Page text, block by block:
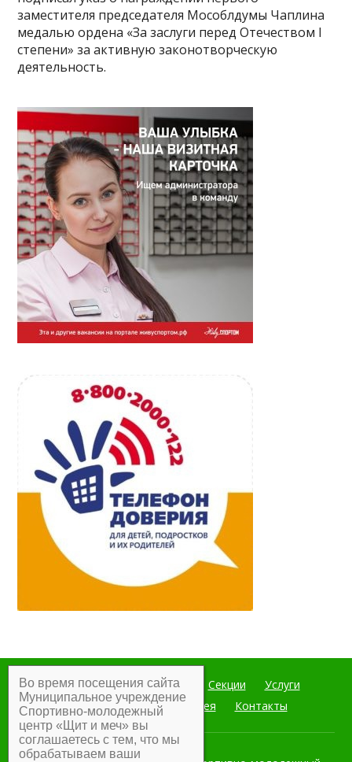
заместителя председателя Мособлдумы Чаплина
медалью ордена «За заслуги перед Отечеством I
степени» за активную законотворческую
деятельность.
Главная Мероприятия Секции
Услуги
Документы
Фотогалерея Контакты
Во время посещения сайта
Муниципальное учреждение
Спортивно-молодежный
центр «Щит и меч» вы
соглашаетесь с тем, что мы
обрабатываем ваши